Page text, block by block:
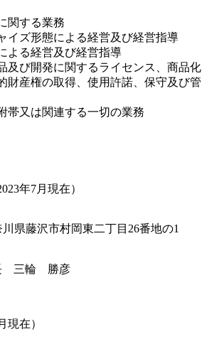
関する業務
イズ形態による経営及び経営指導
よる経営及び経営指導
及び開発に関するライセンス、商品化
財産権の取得、使用許諾、保守及び管
帯又は関連する一切の業務
年7月現在）
川県藤沢市村岡東二丁目26番地の1
三輪 勝彦
現在）